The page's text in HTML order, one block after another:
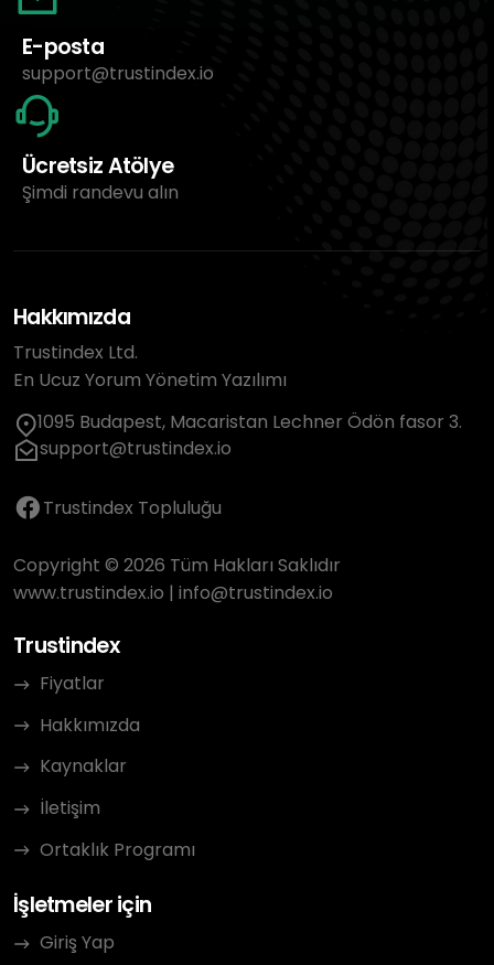
E-posta
support@trustindex.io
Ücretsiz Atölye
Şimdi randevu alın
Hakkımızda
Trustindex Ltd.
En Ucuz Yorum Yönetim Yazılımı
1095 Budapest, Macaristan Lechner Ödön fasor 3.
support@trustindex.io
Trustindex Topluluğu
Copyright © 2026 Tüm Hakları Saklıdır
www.trustindex.io | info@trustindex.io
Trustindex
Fiyatlar
Hakkımızda
Kaynaklar
İletişim
Ortaklık Programı
İşletmeler için
Giriş Yap